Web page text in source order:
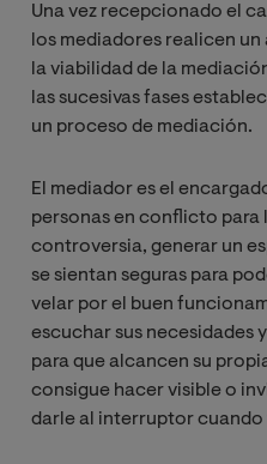
Una vez recepcionado el
los mediadores realicen
la viabilidad de la
las sucesivas fases
un proceso de mediación.
El mediador es el
personas en conflicto para
controversia, generar un
se sientan seguras para
velar por el buen
escuchar sus necesidades
para que alcancen su
consigue hacer visible o
darle al interruptor cuando